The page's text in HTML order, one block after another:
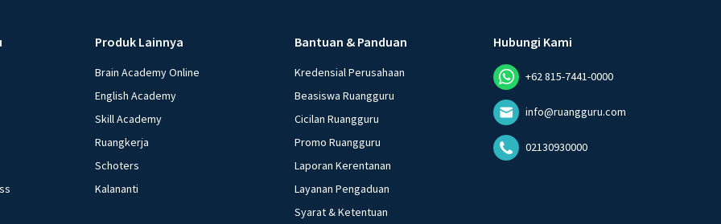
Produk Lainnya
Brain Academy Online
English Academy
Skill Academy
Ruangkerja
Schoters
Kalananti
Bantuan & Panduan
Kredensial Perusahaan
Beasiswa Ruangguru
Cicilan Ruangguru
Promo Ruangguru
Laporan Kerentanan
Layanan Pengaduan
Syarat & Ketentuan
Hubungi Kami
+62 815-7441-0000
info@ruangguru.com
02130930000